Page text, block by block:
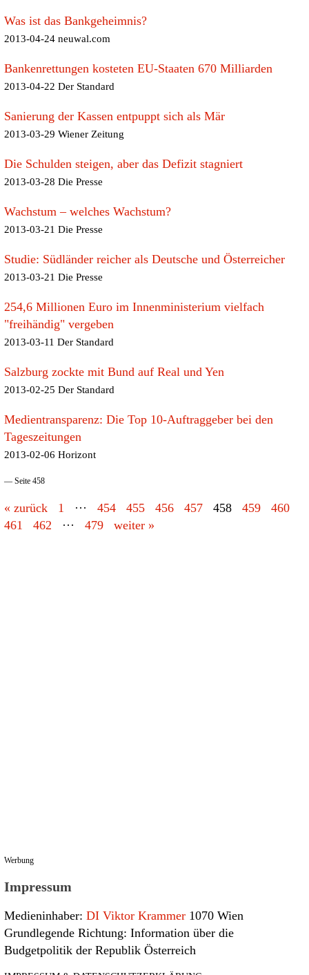
Was ist das Bankgeheimnis?
2013-04-24 neuwal.com
Bankenrettungen kosteten EU-Staaten 670 Milliarden
2013-04-22 Der Standard
Sanierung der Kassen entpuppt sich als Mär
2013-03-29 Wiener Zeitung
Die Schulden steigen, aber das Defizit stagniert
2013-03-28 Die Presse
Wachstum – welches Wachstum?
2013-03-21 Die Presse
Studie: Südländer reicher als Deutsche und Österreicher
2013-03-21 Die Presse
254,6 Millionen Euro im Innenministerium vielfach
"freihändig" vergeben
2013-03-11 Der Standard
Salzburg zockte mit Bund auf Real und Yen
2013-02-25 Der Standard
Medientransparenz: Die Top 10-Auftraggeber bei den
Tageszeitungen
2013-02-06 Horizont
— Seite 458
« zurück 1 ··· 454 455 456 457 458 459
460
461
462 ··· 479 weiter »
Werbung
Impressum
Medieninhaber: DI Viktor Krammer 1070 Wien
Grundlegende Richtung: Information über die
Budgetpolitik der Republik Österreich